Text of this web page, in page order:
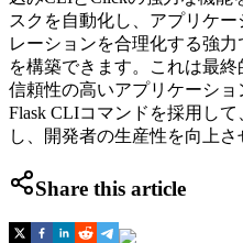
スクを自動化し、アプリケ
レーションを合理化する強
を構築できます。これは最
信頼性の高いアプリケーシ
Flask CLIコマンドを採用し
し、開発者の生産性を向上さ
Share this article